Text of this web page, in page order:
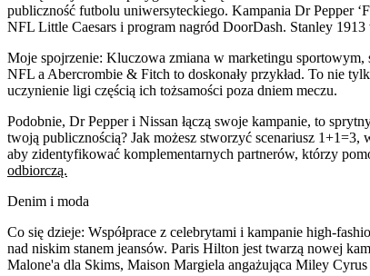
publiczność futbolu uniwersyteckiego. Kampania Dr Pepper
NFL Little Caesars i program nagród DoorDash. Stanley
Moje spojrzenie: Kluczowa zmiana w marketingu sportowym,
NFL a Abercrombie & Fitch to doskonały przykład. To nie
uczynienie ligi częścią ich tożsamości poza dniem meczu.
Podobnie, Dr Pepper i Nissan łączą swoje kampanie, to
twoją publicznością? Jak możesz stworzyć scenariusz
aby zidentyfikować komplementarnych partnerów, którzy
odbiorczą.
Denim i moda
Co się dzieje: Współprace z celebrytami i kampanie high-
nad niskim stanem jeansów. Paris Hilton jest twarzą nowej
Malone'a dla Skims, Maison Margiela angażująca Miley